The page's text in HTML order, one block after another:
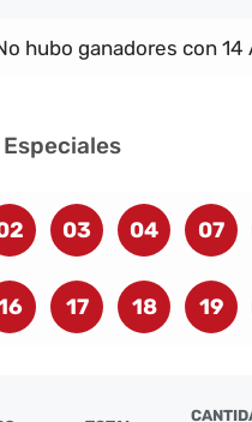
hubo ganadores con 14
03 04 07
17 18 19